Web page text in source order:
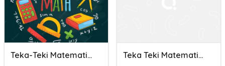
Teka-Teki Matematika Teka Teki Matematika